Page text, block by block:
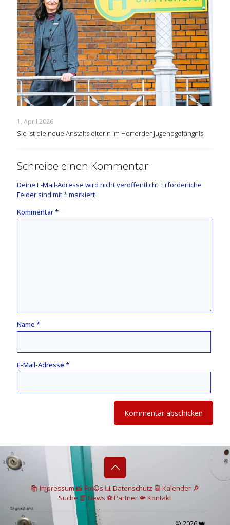
1. April 2026
Sie ist die neue Anstaltsleiterin im Herforder Jugendgefängnis
Schreibe einen Kommentar
Deine E-Mail-Adresse wird nicht veröffentlicht. Erforderliche
Felder sind mit*markiert
Kommentar*
Name *
E-Mail-Adresse *
📚 Impressum📸Fot©s 📊 Datenschutz 📆 Kalender 🔎
Suche 📘 News ⚽Partner📯Kontakt